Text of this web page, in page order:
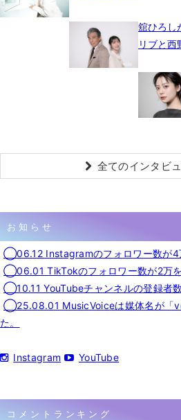
舘ひろし
リブと西
全てのインタビ
お知らせ
◯06.12 Instagramのフォロワー数が4
◯06.01 TikTokのフォロワー数が2万を
◯10.11 YouTubeチャンネルの登録者
◯25.08.01 MusicVoiceは媒体名が「
た。
Instagram YouTube
コメントランキング